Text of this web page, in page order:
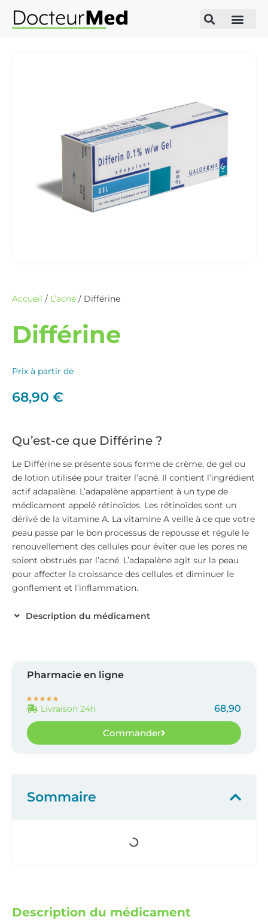
Accueil / L’acné / Différine
Différine
Prix à partir de
68,90 €
Qu’est-ce que Différine ?
Le Différine se présente sous forme de crème, de gel ou
de lotion utilisée pour traiter l’acné. Il contient l’ingrédient
actif adapalène. L’adapalène appartient à un type de
médicament appelé rétinoïdes. Les rétinoïdes sont un
dérivé de la vitamine A. La vitamine A veille à ce que votre
peau passe par le bon processus de repousse et régule le
renouvellement des cellules pour éviter que les pores ne
soient obstrués par l’acné. L’adapalène agit sur la peau
pour affecter la croissance des cellules et diminuer le
gonflement et l’inflammation.
Description du médicament
Pharmacie en ligne
    
Livraison 24h 68,90
Commander
Description du médicament
Sommaire